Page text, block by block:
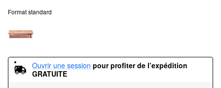
Format standard
Ouvrir une session pour profiter de l’expédition
GRATUITE